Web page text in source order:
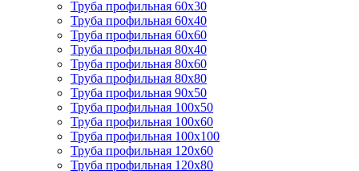
Труба профильная 60х30
Труба профильная 60х40
Труба профильная 60х60
Труба профильная 80х40
Труба профильная 80х60
Труба профильная 80х80
Труба профильная 90х50
Труба профильная 100х50
Труба профильная 100х60
Труба профильная 100х100
Труба профильная 120х60
Труба профильная 120х80